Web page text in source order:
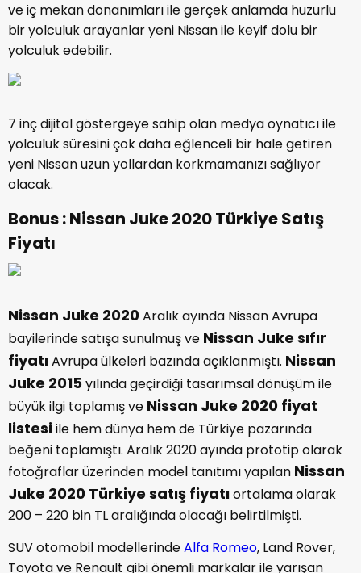
ve iç mekan donanımları ile gerçek anlamda huzurlu
bir yolculuk arayanlar yeni Nissan ile keyif dolu bir
yolculuk edebilir.
7 inç dijital göstergeye sahip olan medya oynatıcı ile
yolculuk süresini çok daha eğlenceli bir hale getiren
yeni Nissan uzun yollardan korkmamanızı sağlıyor
olacak.
Bonus : Nissan Juke 2020 Türkiye Satış
Fiyatı
Nissan Juke 2020Aralık ayında Nissan Avrupa
bayilerinde satışa sunulmuş ve Nissan Juke sıfır
fiyatıAvrupa ülkeleri bazında açıklanmıştı. Nissan
Juke 2015yılında geçirdiği tasarımsal dönüşüm ile
büyük ilgi toplamış ve Nissan Juke 2020 fiyat
listesiile hem dünya hem de Türkiye pazarında
beğeni toplamıştı. Aralık 2020 ayında prototip olarak
fotoğraflar üzerinden model tanıtımı yapılan Nissan
Juke 2020 Türkiye satış fiyatıortalama olarak
200 – 220 bin TL aralığında olacağı belirtilmişti.
SUV otomobil modellerindeAlfa Romeo, Land Rover,
Toyota ve Renault gibi önemli markalar ile yarışan